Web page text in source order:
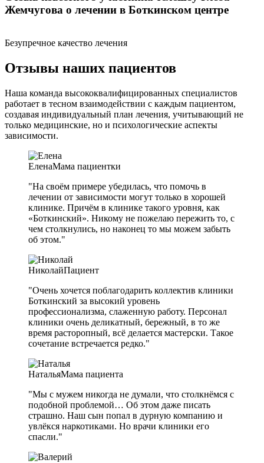
Жемчугова о лечении в Боткинском центре
Безупречное качество лечения
Отзывы наших пациентов
Наша команда высококвалифицированных специалистов
работает в тесном взаимодействии с каждым пациентом,
создавая индивидуальный план лечения, учитывающий не
только медицинские, но и психологические аспекты
зависимости.
ЕленаМама пациентки
"На своём примере убедилась, что помочь в
лечении от зависимости могут только в хорошей
клинике. Причём в клинике такого уровня, как
«Боткинский». Никому не пожелаю пережить то, с
чем столкнулись, но наконец то мы можем забыть
об этом."
НиколайПациент
"Очень хочется поблагодарить коллектив клиники
Боткинский за высокий уровень
профессионализма, слаженную работу. Персонал
клиники очень деликатный, бережный, в то же
время расторопный, всё делается мастерски. Такое
сочетание встречается редко."
НатальяМама пациента
"Мы с мужем никогда не думали, что столкнёмся с
подобной проблемой… Об этом даже писать
страшно. Наш сын попал в дурную компанию и
увлёкся наркотиками. Но врачи клиники его
спасли."